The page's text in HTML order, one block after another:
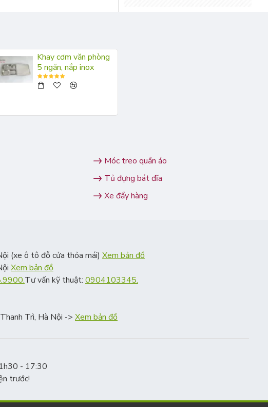
Khay cơm văn phòng
5 ngăn, nắp inox
Móc treo quần áo
Tủ đựng bát đĩa
Xe đẩy hàng
(xe ô tô đỗ cửa thỏa mái) Xem bản đồ
Xem bản đồ
Tư vấn kỹ thuật: 0904103345.
Trì, Hà Nội -> Xem bản đồ
- 17:30
trước!